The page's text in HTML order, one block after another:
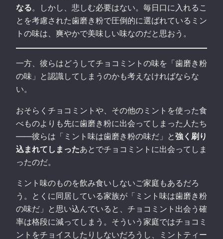
なる。しかし、悲しむ必要はない。毎日口に入れるこ
とを考慮された歯磨き粉で圧倒的に選ばれているミン
トの味は、爽やかで美味しい味なのだと思おう。
一方、彼らはどうしてチョコミントの味を「歯磨き粉
の味」と認識してしまうのかも考えなければならな
い。
おそらくチョコミントや、その他のミントを使った食
べものよりも先に歯磨き粉に出会ってしまった人たち
——彼らは「ミント味は歯磨き粉の味だ」と強く刷り
込まれてしまったあとでチョコミントに出会ってしま
ったのだ。
ミント味のものを飲み食いしないご家庭もあるだろ
う。とくに同居している家族が「ミント味は歯磨き粉
の味だ」と思い込んでいると、チョコミント出会う確
率は格段に減ってしまう。そういう家庭ではチョコミ
ントをチョイスしたりしないだろうし、ミントティー